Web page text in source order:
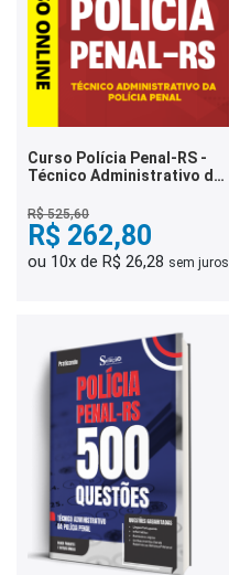
Curso Polícia Penal-RS -
Técnico Administrativo da
R$ 525,60
R$ 262,80
ou 10x de R$ 26,28 sem juros